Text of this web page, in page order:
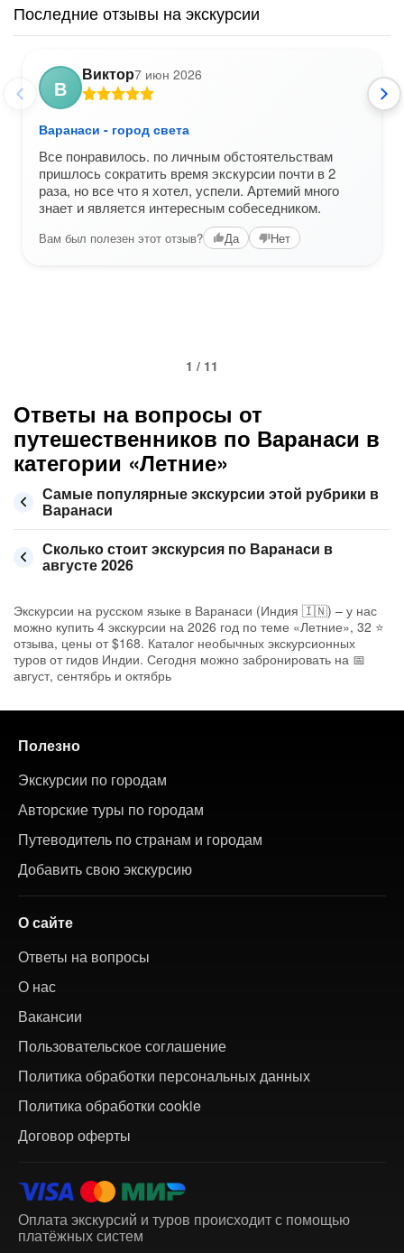
Последние отзывы на экскурсии
В
Виктор7 июн 2026
Варанаси - город света
Все понравилось. по личным обстоятельствам
пришлось сократить время экскурсии почти в 2
раза, но все что я хотел, успели. Артемий много
знает и является интересным собеседником.
Вам был полезен этот отзыв? Да Нет
1 / 11
Ответы на вопросы от
путешественников по Варанаси в
категории «Летние»
Самые популярные экскурсии этой рубрики в
Варанаси
Сколько стоит экскурсия по Варанаси в
августе 2026
Экскурсии на русском языке в Варанаси (Индия 🇮🇳) – у нас
можно купить 4 экскурсии на 2026 год по теме «Летние», 32 ⭐
отзыва, цены от $168. Каталог необычных экскурсионных
туров от гидов Индии. Сегодня можно забронировать на 📅
август, сентябрь и октябрь
Полезно
Экскурсии по городам
Авторские туры по городам
Путеводитель по странам и городам
Добавить свою экскурсию
О сайте
Ответы на вопросы
О нас
Вакансии
Пользовательское соглашение
Политика обработки персональных данных
Политика обработки cookie
Договор оферты
Оплата экскурсий и туров происходит с помощью
платёжных систем